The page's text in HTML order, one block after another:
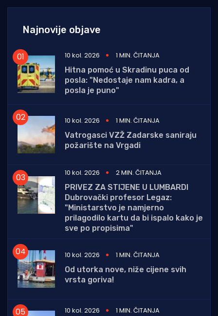
Najnovije objave
10 kol. 2026
1 MIN. ČITANJA
Hitna pomoć u Skradinu puca od
posla: "Nedostaje nam kadra, a
posla je puno"
10 kol. 2026
1 MIN. ČITANJA
Vatrogasci VZŽ Zadarske saniraju
požarište na Vrgadi
10 kol. 2026
2 MIN. ČITANJA
PRIVEZ ZA STIJENE U LUMBARDI
Dubrovački profesor Legaz:
"Ministarstvo je namjerno
prilagodilo kartu da bi ispalo kako je
sve po propisima"
10 kol. 2026
1 MIN. ČITANJA
Od utorka nove, niže cijene svih
vrsta goriva!
10 kol. 2026 1 MIN. ČITANJA